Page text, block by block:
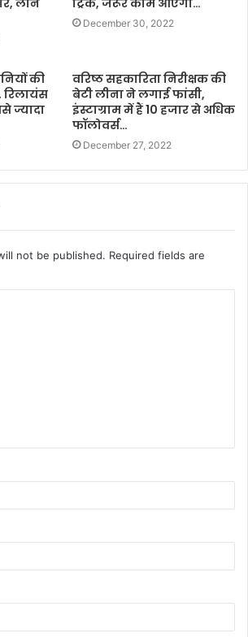
लोन
ट्रिक, जरूर काम आएगा…
December 30, 2022
की
रिलायंस
ज्यादा
वरिष्ठ सहकारिता निरीक्षक की
बेटी लीना ने लगाई फांसी,
इंस्टाग्राम में हैं 10 हजार से अधिक
फॉलोवर्स…
December 27, 2022
not be published. Required fields are